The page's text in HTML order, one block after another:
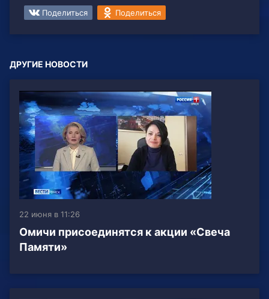
Поделиться Поделиться
ДРУГИЕ НОВОСТИ
22 июня в 11:26
Омичи присоединятся к акции «Свеча
Памяти»